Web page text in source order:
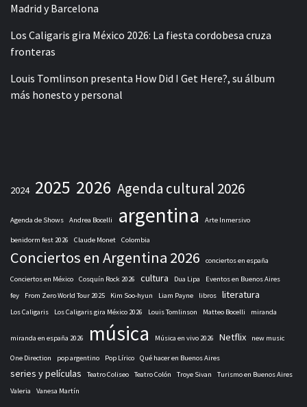
Madrid y Barcelona
Los Caligaris gira México 2026: La fiesta cordobesa cruza
fronteras
Louis Tomlinson presenta How Did I Get Here?, su álbum
más honesto y personal
2024 2025 2026 Agenda cultural 2026
Agenda de Shows Andrea Bocelli argentina Arte Inmersivo
benidorm fest 2026 Claude Monet Colombia
Conciertos en Argentina 2026 conciertos en españa
Conciertos en México Cosquín Rock 2026 cultura Dua Lipa
Eventos en Buenos Aires
fey
From Zero World Tour 2025 Kim Soo-hyun Liam Payne libros literatura
Los Caligaris Los Caligaris gira México 2026 Louis Tomlinson Matteo Bocelli miranda
miranda en españa 2026 música Música en vivo 2026 Netflix new music
One Direction pop argentino Pop Lírico Qué hacer en Buenos Aires
series y películas Teatro Coliseo Teatro Colón Troye Sivan
Turismo en Buenos Aires
Valeria
Vanesa Martín